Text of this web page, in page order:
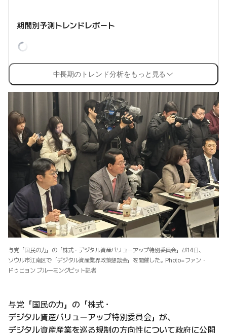
期間別予測トレンドレポート
中長期のトレンド分析をもっと見る
与党「国民の力」の「株式・デジタル資産バリューアップ特別委員会」が14日、
ソウル市江南区で「デジタル資産業界政策懇談会」を開催した。Photo=ファン・
ドゥヒョン ブルーミングビット記者
与党「国民の力」の「株式・
デジタル資産バリューアップ特別委員会」が、
デジタル資産産業を巡る規制の方向性について政府に公開